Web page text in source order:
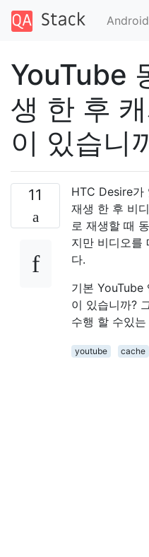
Android
YouTube
생 한 후
이 있습니
11
HTC Desire가
재생 한 후 비
로 재생할 때
지만 비디오를
다.
기본 YouTube
이 있습니까?
수행 할 수있
youtube
cache